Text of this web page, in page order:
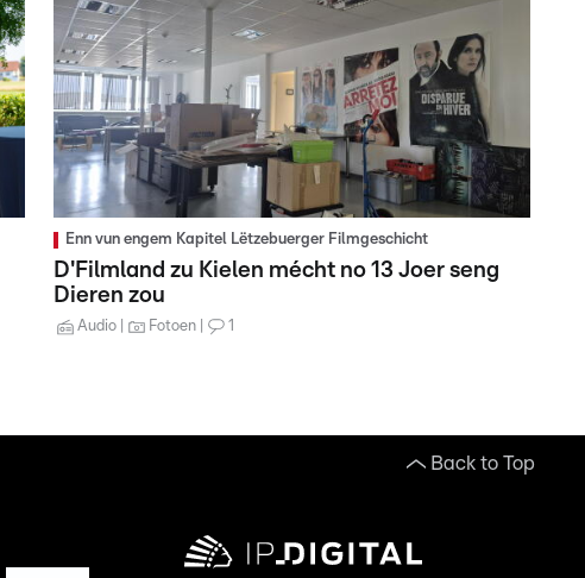
Enn vun engem Kapitel Lëtzebuerger Filmgeschicht
D'Filmland zu Kielen mécht no 13 Joer seng
Dieren zou
Audio Fotoen 1
Back to Top